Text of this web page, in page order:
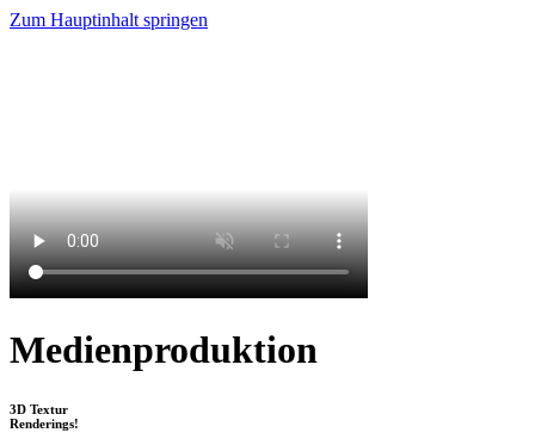
Zum Hauptinhalt springen
Medien­produk­tion
3D Textur
Renderings!